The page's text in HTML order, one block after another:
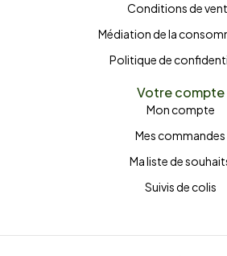
Conditions de
Médiation de la
Politique de
Votre compte
Mon compte
Mes commandes
Ma liste de
Suivis de colis